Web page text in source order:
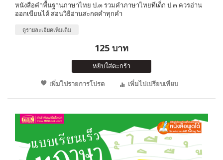
หนังสือคำพื้นฐานภาษาไทย ป.๓ รวมคำภาษาไทยที่เด็ก ป.๓ ควรอ่าน
ออกเขียนได้ สอนวิธีอ่านสะกดคำทุกคำ
ดูรายละเอียดเพิ่มเติม
125 บาท
หยิบใส่ตะกร้า
เพิ่มไปรายการโปรด
เพิ่มไปเปรียบเทียบ